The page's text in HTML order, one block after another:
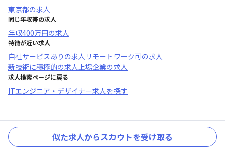
東京都の求人
同じ年収帯の求人
年収400万円の求人
特徴が近い求人
自社サービスあり の求人 リモートワーク可の求人
新技術に積極的の求人上場企業の求人
求人検索ページに戻る
ITエンジニア・デザイナー求人を探す
似た求人からスカウトを受け取る